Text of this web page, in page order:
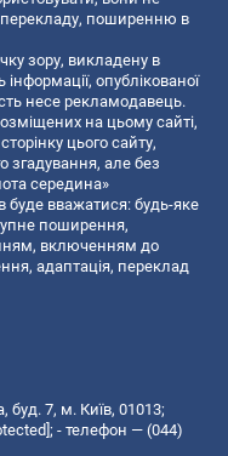
поширенню в
зору, викладену в
інформації, опублікованої
несе рекламодавець.
на цьому сайті,
цього сайту,
згадування, але без
середина»
буде вважатися: будь-яке
поширення,
включенням до
адаптація, переклад
7, м. Київ, 01013;
; - телефон — (044)